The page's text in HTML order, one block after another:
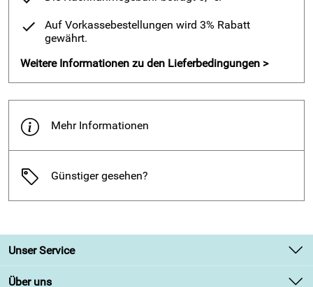
Feuchtigkeit nach Außen abgegeben. Ohne Chemie,
strapazierfähig und wiederverwendbar sorgen sie für
Entspannung und Wohlbefinden - Tag für Tag. Zur lokalen
Wärmetherapie - prophylaktisch und bei bestehenden
Schmerzen.
natürliche Alternative zum Wärmepflaster
Feuchtigkeitsregulierend
aus natürlichen Rohstoffen
30° Feinwaschmittel
23% Polyacryl
Auf Vorkassebestellungen wird 3% Rabatt
gewährt.
Weitere Informationen zu den Lieferbedingungen >
Mehr Informationen
Günstiger gesehen?
Unser Service
Kontakt
Über uns